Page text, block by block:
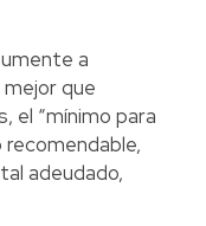
a
que
el “mínimo para
recomendable,
adeudado,